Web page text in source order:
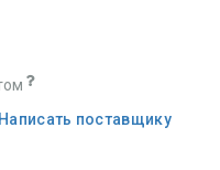
поставщику